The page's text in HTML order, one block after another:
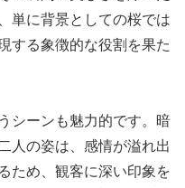
単に背景としての桜では
する象徴的な役割を果た
シーンも魅力的です。暗
人の姿は、感情が溢れ出
ため、観客に深い印象を